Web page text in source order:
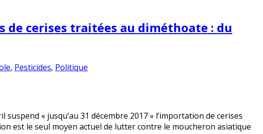
de cerises traitées au diméthoate : du
, Pesticides, Politique
suspend « jusqu’au 31 décembre 2017 » l’importation de cerises
est le seul moyen actuel de lutter contre le moucheron asiatique